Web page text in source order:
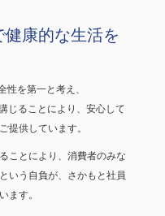
健康的な生活を
性を第一と考え、
じることにより、安心して
提供しています。
ことにより、消費者のみな
いう自負が、さかもと社員
ます。